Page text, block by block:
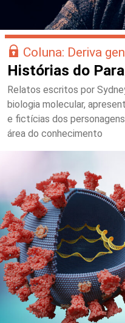
Coluna: Deriva
Histórias do
Relatos escritos por
biologia molecular,
e fictícias dos
área do conhecimento